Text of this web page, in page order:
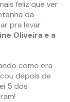
feliz que ver
da
pra levar
Oliveira e a
como era
depois de
5 dos